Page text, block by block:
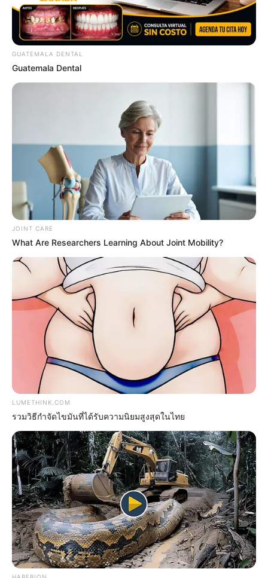
MEDVI
$30k In Debt Relief Scandal: What Financial
Institutions Quietly Conceal
JG WENTWORTH
Japan's Oldest Doctors Say Memory Loss Isn't
Age: Just Stop Eating These 3 Foods
NEUROMIND PRO
Erase Joint Agony In 7 Days With This Simple
Trick! It's Genius
GUATEMALA DENTAL
Guatemala Dental
JOINT CARE
What Are Researchers Learning About Joint Mobility?
LUMETHINK.COM
รวมวิธีกำจัดไขมันที่ได้รับความนิยมสูงสุดในไทย